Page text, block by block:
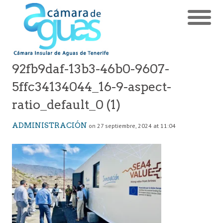
92fb9daf-13b3-46b0-9607-
5ffc34134044_16-9-aspect-
ratio_default_0 (1)
ADMINISTRACIÓN on 27 septiembre, 2024 at 11:04